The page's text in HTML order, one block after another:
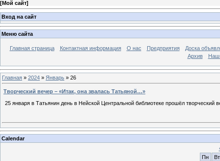
[Мой сайт]
Вход на сайт
Меню сайта
Главная страница Контактная информация О нас Предприятия
Доска
Архив
Главная » 2024 » Январь » 26
Творческий вечер – «Итак, она звалась Татьяной…»
25 января в Татьянин день в Нейской Центральной библиотеке прошёл
Calendar
Пн
Вт